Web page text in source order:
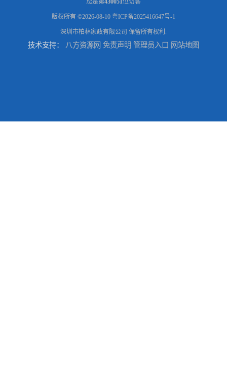
您是第430051位访客
版权所有 ©2026-08-10 粤ICP备2025416647号-1
深圳市柏林家政有限公司 保留所有权利.
技术支持： 八方资源网 免责声明 管理员入口 网站地图